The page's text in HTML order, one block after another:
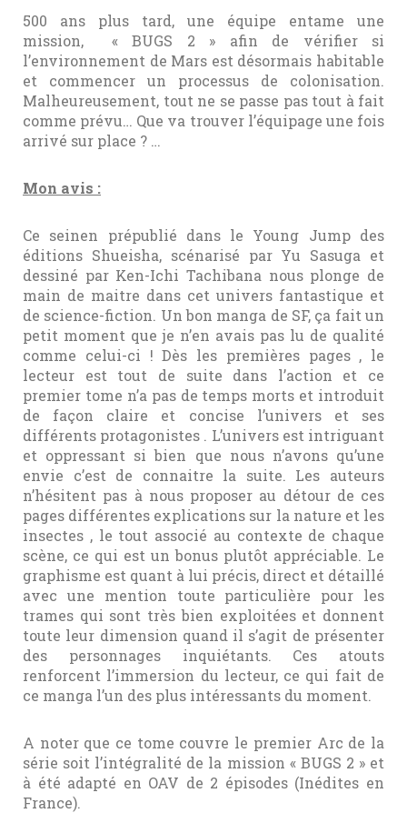
500 ans plus tard, une équipe entame une
mission, « BUGS 2 » afin de vérifier si
l’environnement de Mars est désormais habitable
et commencer un processus de colonisation.
Malheureusement, tout ne se passe pas tout à fait
comme prévu… Que va trouver l’équipage une fois
arrivé sur place ? …
Mon avis :
Ce seinen prépublié dans le Young Jump des
éditions Shueisha, scénarisé par Yu Sasuga et
dessiné par Ken-Ichi Tachibana nous plonge de
main de maitre dans cet univers fantastique et
de science-fiction. Un bon manga de SF, ça fait un
petit moment que je n’en avais pas lu de qualité
comme celui-ci ! Dès les premières pages , le
lecteur est tout de suite dans l’action et ce
premier tome n’a pas de temps morts et introduit
de façon claire et concise l’univers et ses
différents protagonistes . L’univers est intriguant
et oppressant si bien que nous n’avons qu’une
envie c’est de connaitre la suite. Les auteurs
n’hésitent pas à nous proposer au détour de ces
pages différentes explications sur la nature et les
insectes , le tout associé au contexte de chaque
scène, ce qui est un bonus plutôt appréciable. Le
graphisme est quant à lui précis, direct et détaillé
avec une mention toute particulière pour les
trames qui sont très bien exploitées et donnent
toute leur dimension quand il s’agit de présenter
des personnages inquiétants. Ces atouts
renforcent l’immersion du lecteur, ce qui fait de
ce manga l’un des plus intéressants du moment.
A noter que ce tome couvre le premier Arc de la
série soit l’intégralité de la mission « BUGS 2 » et
à été adapté en OAV de 2 épisodes (Inédites en
France).